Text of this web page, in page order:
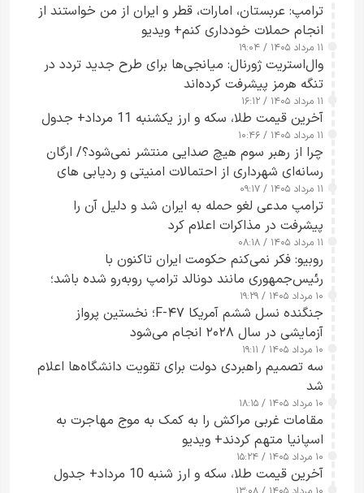
ترامپ: عربستان، امارات، قطر و ایران از من خواستند از
انجام حملات خودداری کنم+ ویدیو
۱۱ مرداد ۱۴۰۵ / ۱۹:۰۴
وال‌استریت ژورنال: میانجی‌ها برای طرح جدید تردد در
تنگه هرمز پیشرفت کرده‌اند
۱۱ مرداد ۱۴۰۵ / ۱۶:۱۲
آخرین قیمت طلا، سکه و ارز یکشنبه 11 مرداد+ جدول
۱۱ مرداد ۱۴۰۵ / ۱۰:۴۶
چرا از رهبر سوم هیچ صدایی منتشر نمی‌شود؟/ ارگان
رسانه‌ای شهرداری از احتمالات امنیتی و ردیابی های
جاسوسی گفت
۱۱ مرداد ۱۴۰۵ / ۰۹:۱۷
ترامپ مدعی لغو حمله به ایران شد و دلیل آن را
پیشرفت در مذاکرات اعلام کرد
۱۱ مرداد ۱۴۰۵ / ۰۸:۱۸
روبیو: فکر نمی‌کنم حکومت ایران تاکنون با
رئیس‌جمهوری مانند دونالد ترامپ روبه‌رو شده باشد؛
کسی که واقعاً دست به اقدام می‌زند
۱۰ مرداد ۱۴۰۵ / ۱۹:۲۹
جنگنده نسل ششم آمریکا F-۴۷؛ نخستین پرواز
آزمایشی در سال ۲۰۲۸ انجام می‌شود
۱۰ مرداد ۱۴۰۵ / ۱۹:۱۱
سه تصمیم راهبردی دولت برای تقویت دانشگاه‌ها اعلام
شد
۱۰ مرداد ۱۴۰۵ / ۱۸:۱۵
مقامات غربی مراکش را به کمک به موج مهاجرت به
اسپانیا متهم کردند+ ویدیو
۱۰ مرداد ۱۴۰۵ / ۱۵:۲۴
آخرین قیمت طلا، سکه و ارز شنبه 10 مرداد+ جدول